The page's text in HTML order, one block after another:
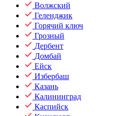
Волжский
Геленджик
Горячий ключ
Грозный
Дербент
Домбай
Ейск
Избербаш
Казань
Калининград
Каспийск